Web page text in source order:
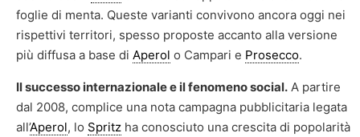
foglie di menta. Queste varianti convivono ancora oggi nei
rispettivi territori, spesso proposte accanto alla versione
più diffusa a base di Aperol o Campari e Prosecco.
Il successo internazionale e il fenomeno social. A partire
dal 2008, complice una nota campagna pubblicitaria legata
all’Aperol, lo Spritz ha conosciuto una crescita di popolarità